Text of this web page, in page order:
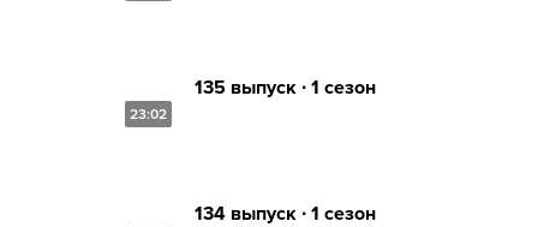
23:02
135 выпуск ∙ 1 сезон
134 выпуск ∙ 1 сезон